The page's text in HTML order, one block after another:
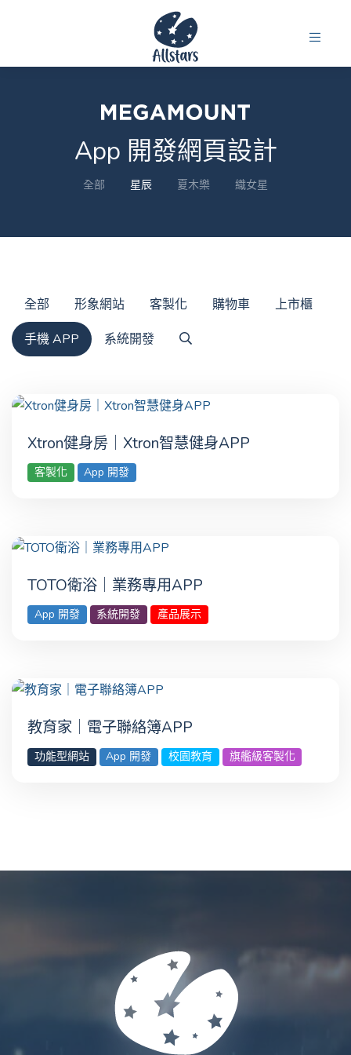
App 開發網頁設計
全部 星辰 夏木樂 織女星
全部 形象網站 客製化 購物車
上市櫃
手機 APP
系統開發
Xtron健身房｜Xtron智慧健身APP
客製化 App 開發
TOTO衛浴｜業務專用‎APP
App 開發 系統開發 產品展示
教育家｜電子聯絡簿APP
功能型網站 App 開發 校園教育 旗艦級客製化